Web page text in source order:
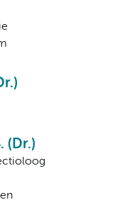
(Dr.)